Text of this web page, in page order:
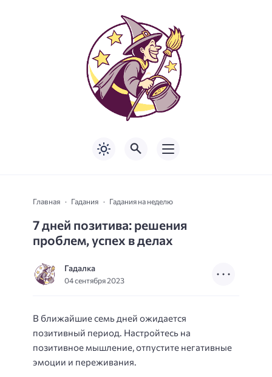
Главная Гадания Гадания на неделю
7 дней позитива: решения
проблем, успех в делах
Гадалка
04 сентября 2023
В ближайшие семь дней ожидается
позитивный период. Настройтесь на
позитивное мышление, отпустите негативные
эмоции и переживания.